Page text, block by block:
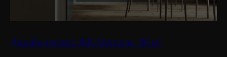
Дизайн-проект ЖК Марсель, 88 м²